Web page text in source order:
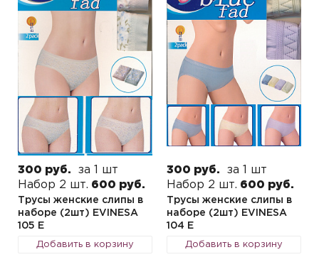
300 руб.
за 1 шт
Набор 2 шт. 600 руб.
Трусы женские слипы в
наборе (2шт) EVINESA
105 E
Добавить в корзину
300 руб.
за 1 шт
Набор 2 шт. 600 руб.
Трусы женские слипы в
наборе (2шт) EVINESA
104 E
Добавить в корзину